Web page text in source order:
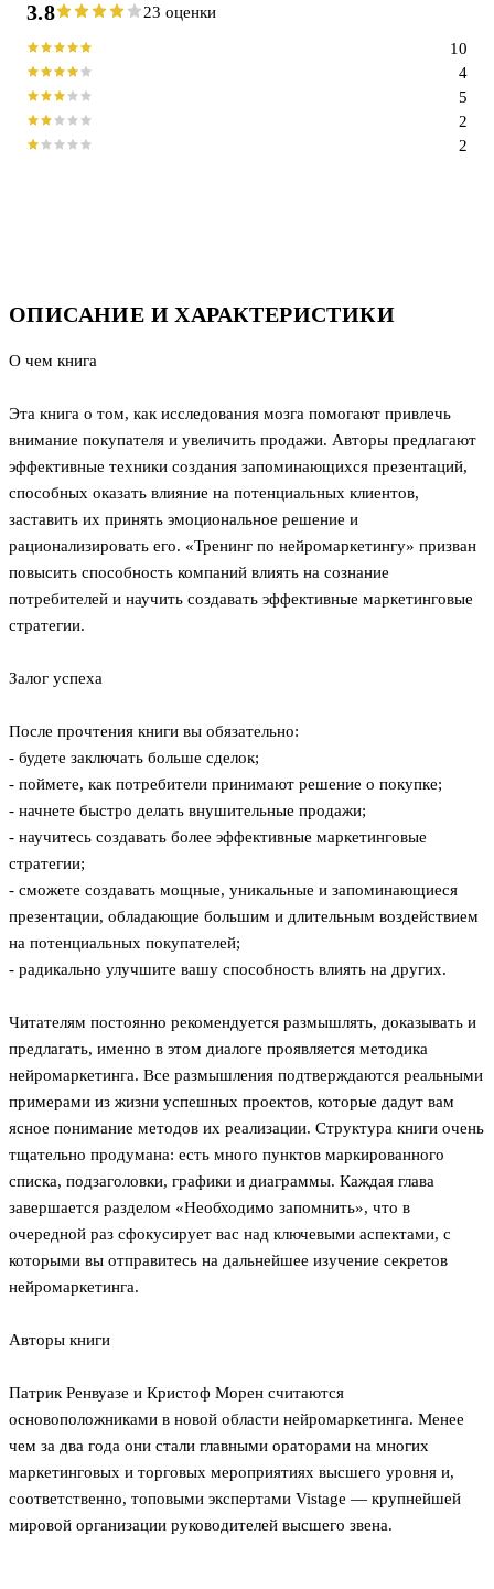
ОПИСАНИЕ И ХАРАКТЕРИСТИКИ
О чем книга
Эта книга о том, как исследования мозга помогают привлечь
внимание покупателя и увеличить продажи. Авторы предлагают
эффективные техники создания запоминающихся презентаций,
способных оказать влияние на потенциальных клиентов,
заставить их принять эмоциональное решение и
рационализировать его. «Тренинг по нейромаркетингу» призван
повысить способность компаний влиять на сознание
потребителей и научить создавать эффективные маркетинговые
стратегии.
Залог успеха
После прочтения книги вы обязательно:
- будете заключать больше сделок;
- поймете, как потребители принимают решение о покупке;
- начнете быстро делать внушительные продажи;
- научитесь создавать более эффективные маркетинговые
стратегии;
- сможете создавать мощные, уникальные и запоминающиеся
презентации, обладающие большим и длительным воздействием
на потенциальных покупателей;
- радикально улучшите вашу способность влиять на других.
Читателям постоянно рекомендуется размышлять, доказывать и
предлагать, именно в этом диалоге проявляется методика
нейромаркетинга. Все размышления подтверждаются реальными
примерами из жизни успешных проектов, которые дадут вам
ясное понимание методов их реализации. Структура книги очень
тщательно продумана: есть много пунктов маркированного
списка, подзаголовки, графики и диаграммы. Каждая глава
завершается разделом «Необходимо запомнить», что в
очередной раз сфокусирует вас над ключевыми аспектами, с
которыми вы отправитесь на дальнейшее изучение секретов
нейромаркетинга.
Авторы книги
Патрик Ренвуазе и Кристоф Морен считаются
основоположниками в новой области нейромаркетинга. Менее
чем за два года они стали главными ораторами на многих
маркетинговых и торговых мероприятиях высшего уровня и,
соответственно, топовыми экспертами Vistage — крупнейшей
мировой организации руководителей высшего звена.
3.8 23 оценки
2
2
5
4
10